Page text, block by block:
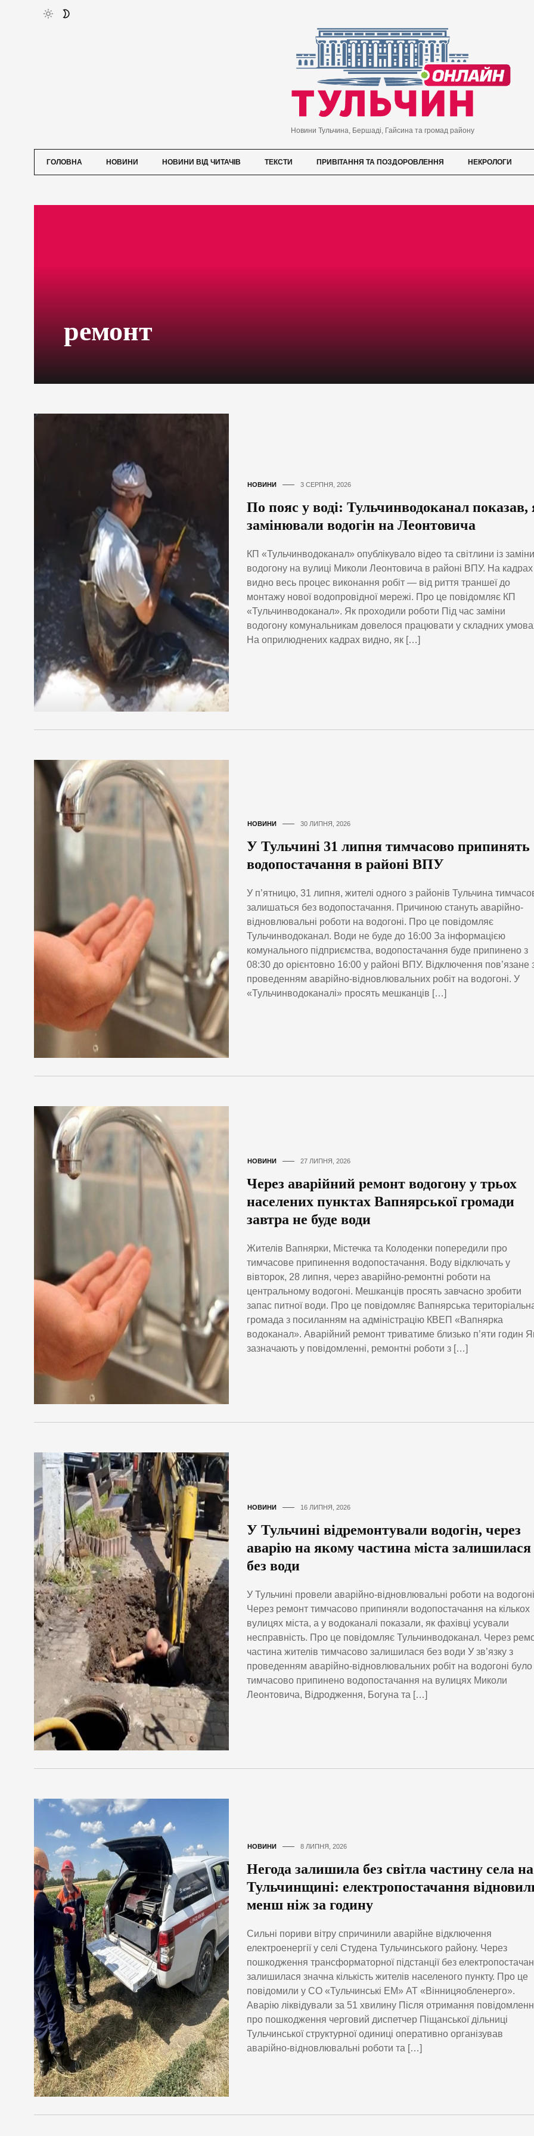
Новини Тульчина, Бершаді, Гайсина та громад району
ГОЛОВНА НОВИНИ НОВИНИ ВІД ЧИТАЧІВ ТЕКСТИ ПРИВІТАННЯ ТА ПОЗДОРОВЛЕННЯ НЕКРОЛОГИ
ремонт
НОВИНИ 3 СЕРПНЯ, 2026
По пояс у воді: Тульчинводоканал показав,
замінювали водогін на Леонтовича
КП «Тульчинводоканал» опублікувало відео та світлини із заміни
водогону на вулиці Миколи Леонтовича в районі ВПУ. На кадрах
видно весь процес виконання робіт — від риття траншеї до
монтажу нової водопровідної мережі. Про це повідомляє КП
«Тульчинводоканал». Як проходили роботи Під час заміни
водогону комунальникам довелося працювати у складних
На оприлюднених кадрах видно, як […]
НОВИНИ 30 ЛИПНЯ, 2026
У Тульчині 31 липня тимчасово припинять
водопостачання в районі ВПУ
У п’ятницю, 31 липня, жителі одного з районів Тульчина
залишаться без водопостачання. Причиною стануть аварійно-
відновлювальні роботи на водогоні. Про це повідомляє
Тульчинводоканал. Води не буде до 16:00 За інформацією
комунального підприємства, водопостачання буде припинено з
08:30 до орієнтовно 16:00 у районі ВПУ. Відключення пов’язане
проведенням аварійно-відновлювальних робіт на водогоні. У
«Тульчинводоканалі» просять мешканців […]
НОВИНИ 27 ЛИПНЯ, 2026
Через аварійний ремонт водогону у трьох
населених пунктах Вапнярської громади
завтра не буде води
Жителів Вапнярки, Містечка та Колоденки попередили про
тимчасове припинення водопостачання. Воду відключать у
вівторок, 28 липня, через аварійно-ремонтні роботи на
центральному водогоні. Мешканців просять завчасно зробити
запас питної води. Про це повідомляє Вапнярська
громада з посиланням на адміністрацію КВЕП «Вапнярка
водоканал». Аварійний ремонт триватиме близько п’яти годин
зазначають у повідомленні, ремонтні роботи з […]
НОВИНИ 16 ЛИПНЯ, 2026
У Тульчині відремонтували водогін, через
аварію на якому частина міста залишилася
без води
У Тульчині провели аварійно-відновлювальні роботи на
Через ремонт тимчасово припиняли водопостачання на кількох
вулицях міста, а у водоканалі показали, як фахівці усували
несправність. Про це повідомляє Тульчинводоканал. Через
частина жителів тимчасово залишилася без води У зв’язку з
проведенням аварійно-відновлювальних робіт на водогоні було
тимчасово припинено водопостачання на вулицях Миколи
Леонтовича, Відродження, Богуна та […]
НОВИНИ 8 ЛИПНЯ, 2026
Негода залишила без світла частину села на
Тульчинщині: електропостачання
менш ніж за годину
Сильні пориви вітру спричинили аварійне відключення
електроенергії у селі Студена Тульчинського району. Через
пошкодження трансформаторної підстанції без
залишилася значна кількість жителів населеного пункту. Про це
повідомили у СО «Тульчинські ЕМ» АТ «Вінницяобленерго».
Аварію ліквідували за 51 хвилину Після отримання
про пошкодження черговий диспетчер Піщанської дільниці
Тульчинської структурної одиниці оперативно організував
аварійно-відновлювальні роботи та […]